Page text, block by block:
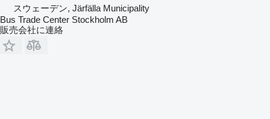
スウェーデン, Järfälla Municipality
Bus Trade Center Stockholm AB
販売会社に連絡